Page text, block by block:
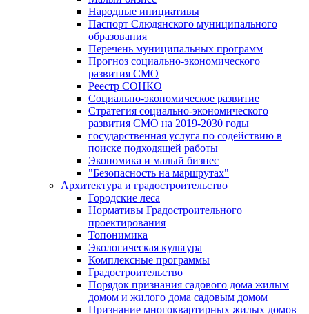
Народные инициативы
Паспорт Слюдянского муниципального
образования
Перечень муниципальных программ
Прогноз социально-экономического
развития СМО
Реестр СОНКО
Социально-экономическое развитие
Стратегия социально-экономического
развития СМО на 2019-2030 годы
государственная услуга по содействию в
поиске подходящей работы
Экономика и малый бизнес
"Безопасность на маршрутах"
Архитектура и градостроительство
Городские леса
Нормативы Градостроительного
проектирования
Топонимика
Экологическая культура
Комплексные программы
Градостроительство
Порядок признания садового дома жилым
домом и жилого дома садовым домом
Признание многоквартирных жилых домов